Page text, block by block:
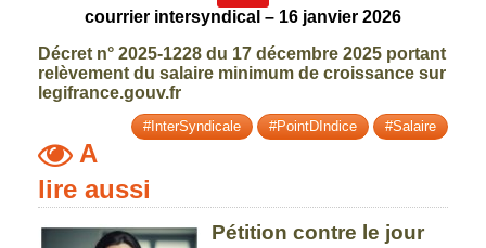
courrier intersyndical – 16 janvier 2026
Décret n° 2025-1228 du 17 décembre 2025 portant
relèvement du salaire minimum de croissance sur
legifrance.gouv.fr
#InterSyndicale #PointDIndice #Salaire
A
lire aussi
Pétition contre le jour